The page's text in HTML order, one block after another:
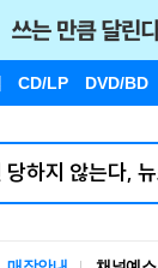
CD/LP DVD/BD